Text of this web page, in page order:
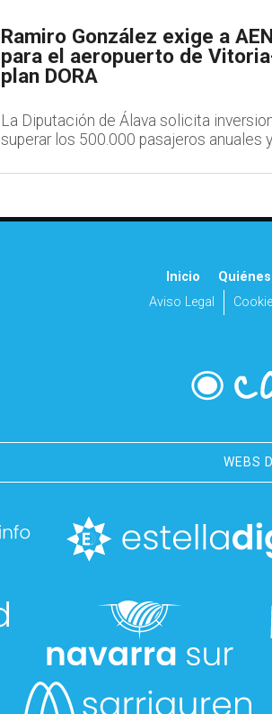
Ramiro González exige a
para el aeropuerto de
plan DORA
La Diputación de Álava solicita
superar los 500.000 pasajeros anuales
Inicio
Aviso Legal
WEBS